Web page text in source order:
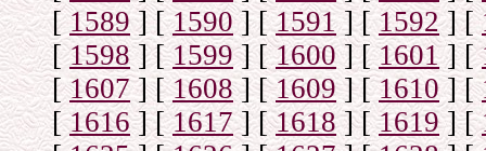
[1589] [1590] [1591] [1592] [
[1598] [1599] [1600] [1601] [
[1607] [1608] [1609] [1610] [
[1616] [1617] [1618] [1619] [